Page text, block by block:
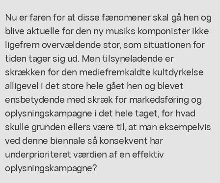
Nu er faren for at disse fænomener skal gå hen og
blive aktuelle for den ny musiks komponister ikke
ligefrem overvældende stor, som situationen for
tiden tager sig ud. Men tilsyneladende er
skrækken for den mediefremkaldte kultdyrkelse
alligevel i det store hele gået hen og blevet
ensbetydende med skræk for markedsføring og
oplysningskampagne i det hele taget, for hvad
skulle grunden ellers være til, at man eksempelvis
ved denne biennale så konsekvent har
underprioriteret værdien af en effektiv
oplysningskampagne?